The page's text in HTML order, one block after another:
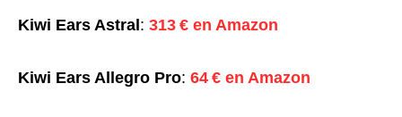
Kiwi Ears Astral: 313 € en Amazon
Kiwi Ears Allegro Pro: 64 € en Amazon